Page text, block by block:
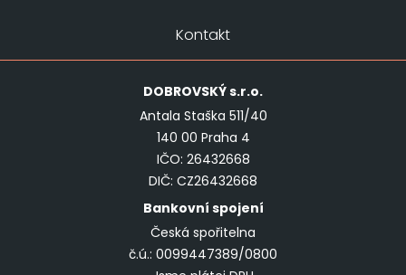
Kontakt
DOBROVSKÝs.r.o.
Antala Staška 511/40
140 00 Praha 4
IČO: 26432668
DIČ: CZ26432668
Bankovní spojení
Česká spořitelna
č.ú.: 0099447389/0800